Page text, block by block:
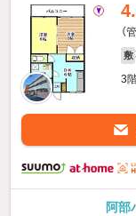
（
敷
3
阿部